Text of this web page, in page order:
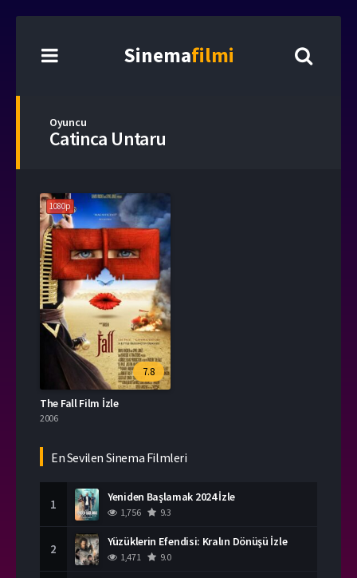
Sinemafilmi
Oyuncu
Catinca Untaru
1080p
7.8
The Fall Film İzle
2006
En Sevilen Sinema Filmleri
1 Yeniden Başlamak 2024 İzle
1,756 9.3
2 Yüzüklerin Efendisi: Kralın Dönüşü İzle
1,471 9.0